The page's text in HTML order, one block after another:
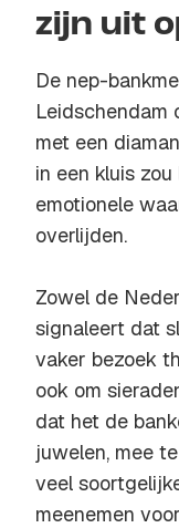
zijn uit
De nep-
Leidschendam
met een
in een kluis
emotionele
overlijden.
Zowel de
signaleert dat
vaker bezoek
ook om
dat het de
juwelen, mee
veel
meenemen